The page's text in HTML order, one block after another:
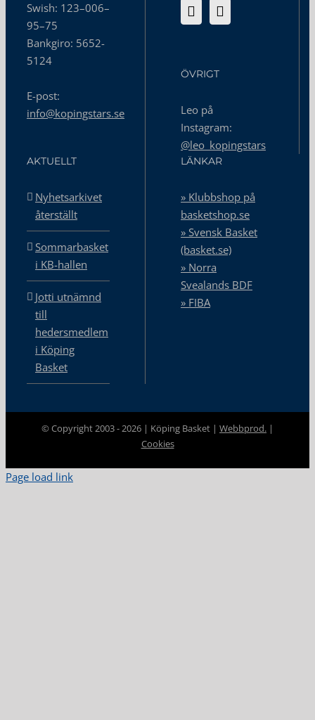
Swish: 123–006–
95–75
Bankgiro: 5652-
5124
E-post:
info@kopingstars.se
ÖVRIGT
Leo på
Instagram:
@leo_kopingstars
AKTUELLT
Nyhetsarkivet
återställt
Sommarbasket
i KB-hallen
Jotti utnämnd
till
hedersmedlem
i Köping
Basket
LÄNKAR
» Klubbshop på
basketshop.se
» Svensk Basket
(basket.se)
» Norra
Svealands BDF
» FIBA
© Copyright 2003 -2026 | Köping Basket | Webbprod. |
Cookies
Page load link